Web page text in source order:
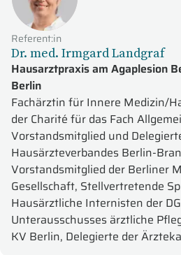
Referent:in
Dr. med. Irmgard Landgraf
Hausarztpraxis am Agaplesion
Berlin
Fachärztin für Innere Medizin/
der Charité für das Fach
Vorstandsmitglied und
Hausärzteverbandes Berlin-
Vorstandsmitglied der Berliner
Gesellschaft, Stellvertretende
Hausärztliche Internisten der
Unterausschusses ärztliche
KV Berlin, Delegierte der